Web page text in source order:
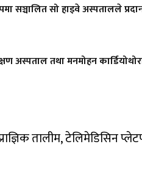
सञ्चालित सो हाइवे अस्पतालले
अस्पताल तथा मनमोहन
तालीम,